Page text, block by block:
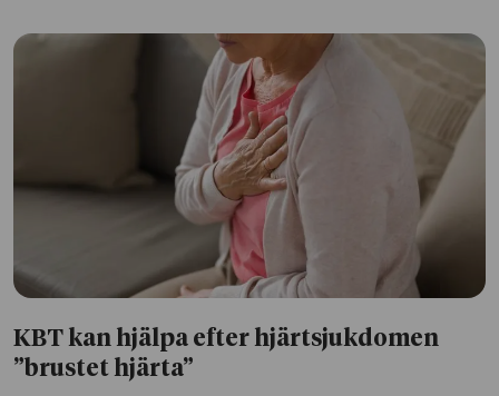
KBT kan hjälpa efter hjärtsjukdomen
”brustet hjärta”